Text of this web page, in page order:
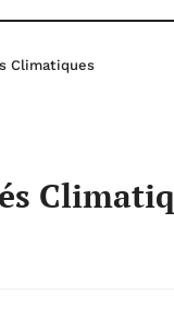
Climatiques